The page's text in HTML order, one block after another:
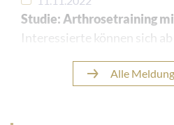
Studie: Arthrosetraining
Interessierte können sich
Alle